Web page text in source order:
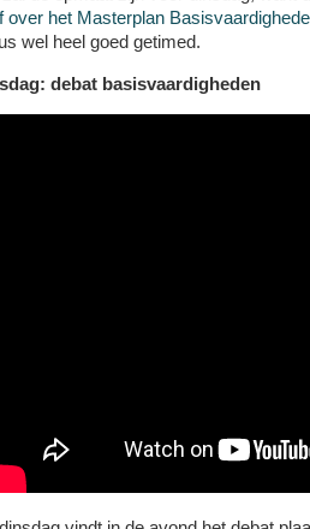
over het Masterplan
wel heel goed getimed.
debat basisvaardigheden